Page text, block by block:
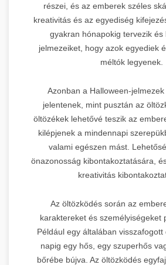
részei, és az emberek széles
kreativitás és az egyediség
gyakran hónapokig tervezik és
jelmezeiket, hogy azok egyediek
méltók legyenek.
Azonban a Halloween-
jelentenek, mint pusztán az
öltözékek lehetővé teszik az
kilépjenek a mindennapi
valami egészen mást.
önazonosság kibontakoztatására,
kreativitás
Az öltözködés során az
karaktereket és személyiségeket
Például egy általában
napig egy hős, egy szuperhős
bőrébe bújva. Az öltözködés